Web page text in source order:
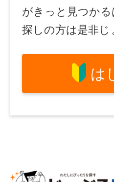
がきっと見つか
探しの方は是非
は